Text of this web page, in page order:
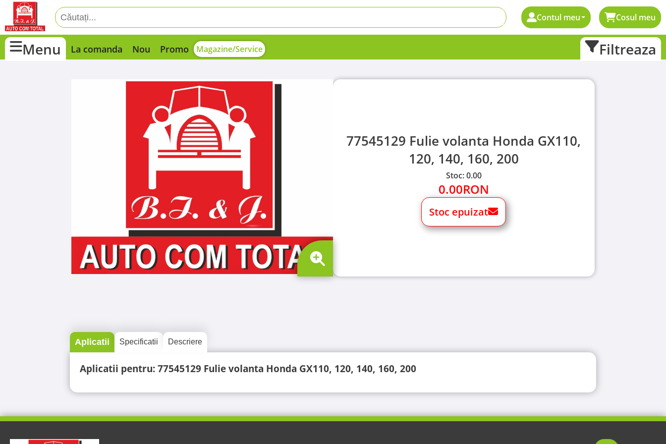
Contul meu Cosul meu
Menu La comanda Nou Promo Magazine/Service Filtreaza
77545129 Fulie volanta Honda GX110,
120, 140, 160, 200
Stoc: 0.00
0.00RON
Stoc epuizat
Aplicatii Specificatii Descriere
Aplicatii pentru: 77545129 Fulie volanta Honda GX110, 120, 140, 160, 200